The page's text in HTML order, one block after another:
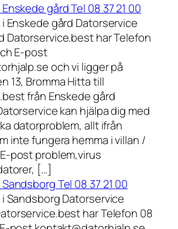
gård Tel 08 37 21 00
Enskede gård Datorservice
Datorservice.best har Telefon
E-post
och vi ligger på
13, Bromma Hitta till
från Enskede gård
kan hjälpa dig med
datorproblem, allt ifrån
inte fungera hemma i villan /
post problem,virus
[…]
Tel 08 37 21 00
Sandsborg Datorservice
har Telefon 08